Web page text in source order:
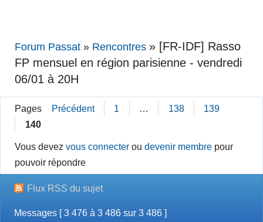
Forum Passat » Rencontres » [FR-IDF] Rasso
FP mensuel en région parisienne - vendredi
06/01 à 20H
Pages Précédent 1 … 138
139
140
Vous devezvous connecter oudevenir membre pour
pouvoir répondre
Flux RSS du sujet
Messages [ 3 476 à 3 486 sur 3 486 ]